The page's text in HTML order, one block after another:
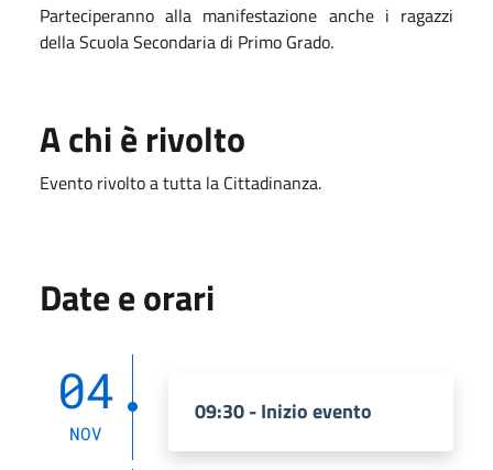
Parteciperanno alla manifestazione anche i ragazzi
della Scuola Secondaria di Primo Grado.
A chi è rivolto
Evento rivolto a tutta la Cittadinanza.
Date e orari
04
NOV
09:30 - Inizio evento